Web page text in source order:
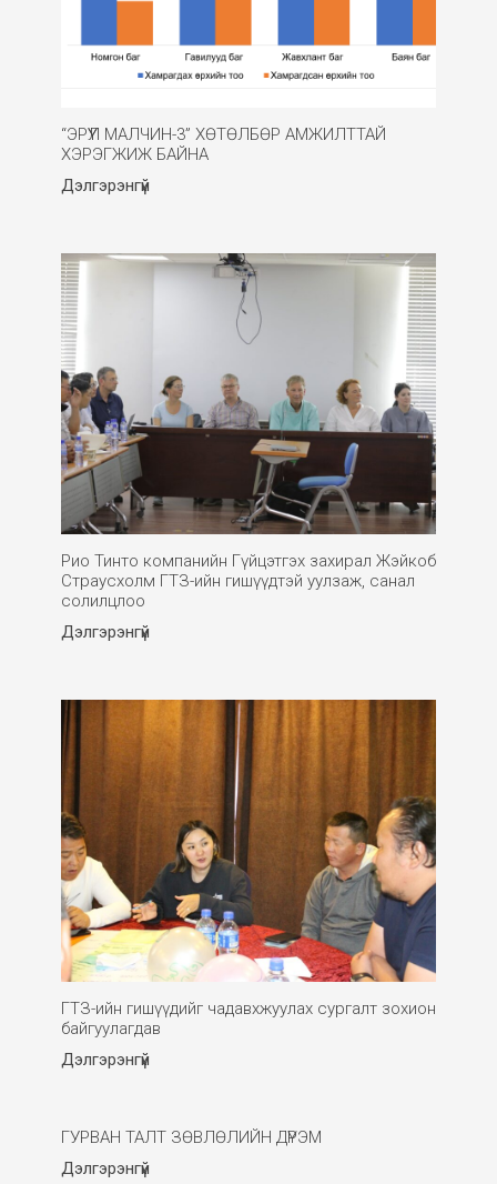
“ЭРҮҮЛ МАЛЧИН-3” ХӨТӨЛБӨР АМЖИЛТТАЙ
ХЭРЭГЖИЖ БАЙНА
Дэлгэрэнгүй
Рио Тинто компанийн Гүйцэтгэх захирал Жэйкоб
Страусхолм ГТЗ-ийн гишүүдтэй уулзаж, санал
солилцлоо
Дэлгэрэнгүй
ГТЗ-ийн гишүүдийг чадавхжуулах сургалт зохион
байгуулагдав
Дэлгэрэнгүй
ГУРВАН ТАЛТ ЗӨВЛӨЛИЙН ДҮРЭМ
Дэлгэрэнгүй